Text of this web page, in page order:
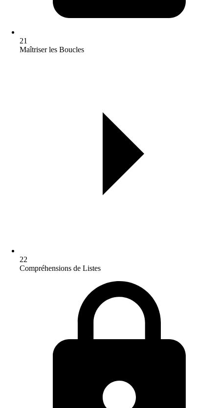
21
Maîtriser les Boucles
22
Compréhensions de Listes